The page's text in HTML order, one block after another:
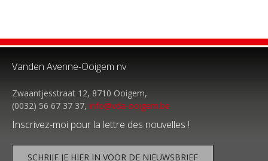
Vanden Avenne-Ooigem nv
Zwaantjesstraat 12, 8710 Ooigem,
(0032) 56 67 37 37, info@vda-ooigem.be
Inscrivez-moi pour la lettre des nouvelles !
SCHRIJF JE HIER IN VOOR DE NIEUWSBRIEF